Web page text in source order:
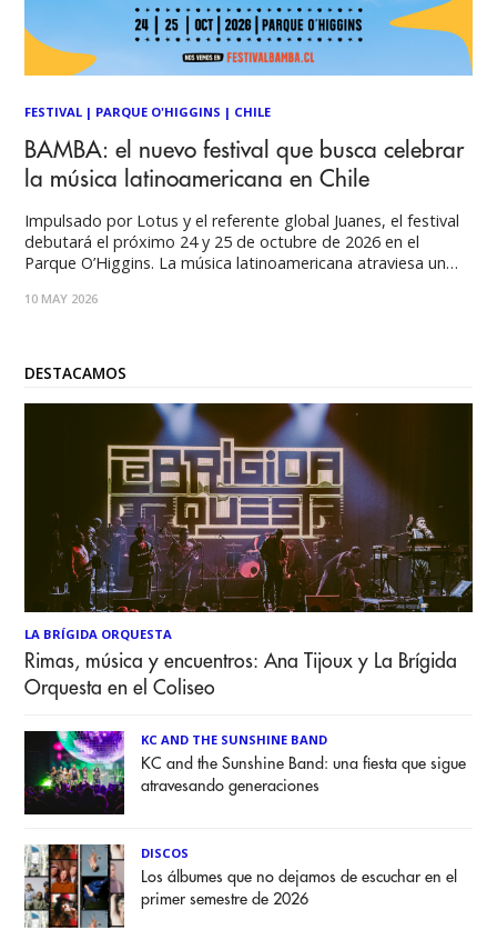
FESTIVAL | PARQUE O'HIGGINS | CHILE
BAMBA: el nuevo festival que busca celebrar
la música latinoamericana en Chile
Impulsado por Lotus y el referente global Juanes, el festival
debutará el próximo 24 y 25 de octubre de 2026 en el
Parque O’Higgins. La música latinoamericana atraviesa un
nace BAMBA: un encuentro creado para reunir a quienes
10 MAY 2026
DESTACAMOS
LA BRÍGIDA ORQUESTA
Rimas, música y encuentros: Ana Tijoux y La Brígida
Orquesta en el Coliseo
KC AND THE SUNSHINE BAND
KC and the Sunshine Band: una fiesta que sigue
atravesando generaciones
DISCOS
Los álbumes que no dejamos de escuchar en el
primer semestre de 2026